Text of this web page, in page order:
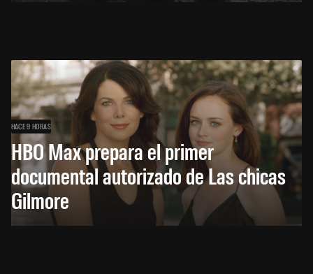
HACE 9 HORAS
HBO Max prepara el primer
documental autorizado de Las chicas
Gilmore